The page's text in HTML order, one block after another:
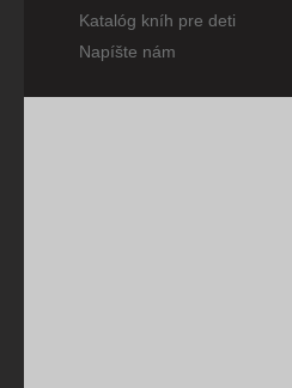
Katalóg kníh pre deti
Napíšte nám